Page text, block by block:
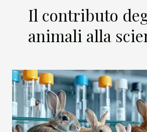
Il contributo
animali alla